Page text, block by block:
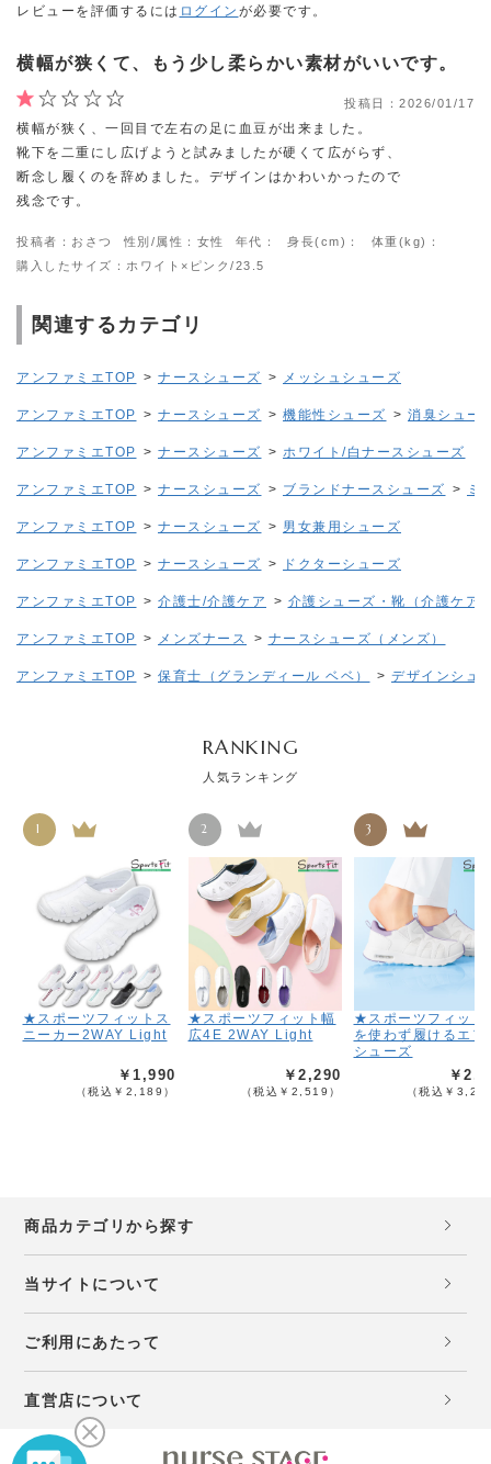
レビューを評価するには ログイン が必要です。
横幅が狭くて、もう少し柔らかい素材がいいです。
投稿日： 2026/01/17
横幅が狭く、一回目で左右の足に血豆が出来ました。
靴下を二重にし広げようと試みましたが硬くて広がらず、
断念し履くのを辞めました。デザインはかわいかったので
残念です。
投稿者：おさつ 性別/属性：女性 年代： 身長(cm)：
体重(kg)：
購入したサイズ：ホワイト×ピンク/23.5
関連するカテゴリ
アンファミエTOP > ナースシューズ > メッシュシューズ
アンファミエTOP > ナースシューズ > 機能性シューズ > 消臭シュー
アンファミエTOP > ナースシューズ > ホワイト/白ナースシューズ
アンファミエTOP > ナースシューズ > ブランドナースシューズ > ミ
アンファミエTOP > ナースシューズ > 男女兼用シューズ
アンファミエTOP > ナースシューズ > ドクターシューズ
アンファミエTOP > 介護士/介護ケア > 介護シューズ・靴（介護ケア
アンファミエTOP > メンズナース > ナースシューズ（メンズ）
アンファミエTOP > 保育士（グランディール ベベ） > デザインシュ
RANKING
人気ランキング
1
★スポーツフィットス
ニーカー2WAY Light
￥1,990
（税込￥2,189）
2
★スポーツフィット幅
広4E 2WAY Light
￥2,290
（税込￥2,519）
3
★スポーツフィット
を使わず履けるエア
シューズ
￥
（税込￥
商品カテゴリから探す
当サイトについて
ご利用にあたって
直営店について